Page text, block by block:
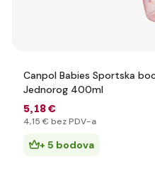
Canpol Babies Sportska
Jednorog 400ml
5,18 €
4,15 € bez PDV-a
+ 5 bodova